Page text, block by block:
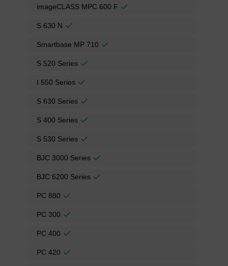
imageCLASS MPC 600 F
S 630 N
Smartbase MP 710
S 520 Series
I 550 Series
S 630 Series
S 400 Series
S 530 Series
BJC 3000 Series
BJC 6200 Series
PC 880
PC 300
PC 400
PC 420